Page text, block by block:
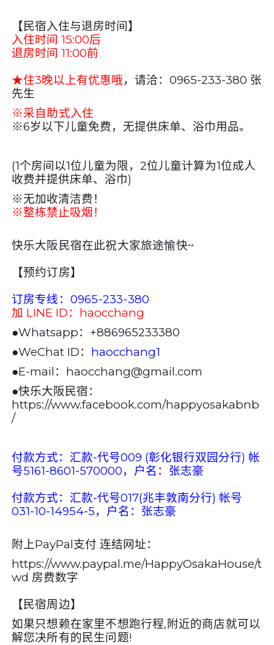
【民宿入住与退房时间】
入住时间 15:00后
退房时间 11:00前
★住3晚以上有优惠哦，请洽：0965-233-380 张
先生
※采自助式入住
※6岁以下儿童免费，无提供床单、浴巾用品。
(1个房间以1位儿童为限，2位儿童计算为1位成人
收费并提供床单、浴巾)
※无加收清洁费！
※整栋禁止吸烟！
快乐大阪民宿在此祝大家旅途愉快~
【预约订房】
订房专线：0965-233-380
加 LINE ID：haocchang
●Whatsapp：+886965233380
●WeChat ID： haocchang1
●E-mail： haocchang@gmail.com
●快乐大阪民宿：
https://www.facebook.com/happyosakabnb
/
付款方式：汇款-代号009 (彰化银行双园分行) 帐
号5161-8601-570000，户名：张志豪
付款方式：汇款-代号017(兆丰敦南分行) 帐号
031-10-14954-5，户名：张志豪
附上PayPal支付 连结网址：
https://www.paypal.me/HappyOsakaHouse/t
wd 房费数字
【民宿周边】
如果只想赖在家里不想跑行程,附近的商店就可以
解您决所有的民生问题!